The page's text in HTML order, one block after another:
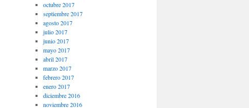
octubre 2017
septiembre 2017
agosto 2017
julio 2017
junio 2017
mayo 2017
abril 2017
marzo 2017
febrero 2017
enero 2017
diciembre 2016
noviembre 2016